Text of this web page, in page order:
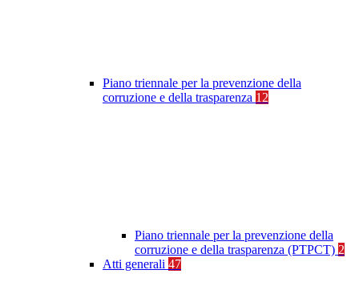
Piano triennale per la prevenzione della
corruzione e della trasparenza 12
Piano triennale per la prevenzione della
corruzione e della trasparenza (PTPCT) 2
Atti generali 47